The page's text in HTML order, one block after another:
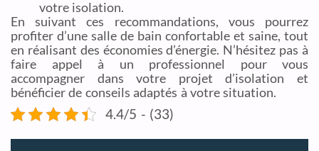
votre isolation.
En suivant ces recommandations, vous pourrez
profiter d’une salle de bain confortable et saine, tout
en réalisant des économies d’énergie. N’hésitez pas à
faire appel à un professionnel pour vous
accompagner dans votre projet d’isolation et
bénéficier de conseils adaptés à votre situation.
4.4/5 - (33)